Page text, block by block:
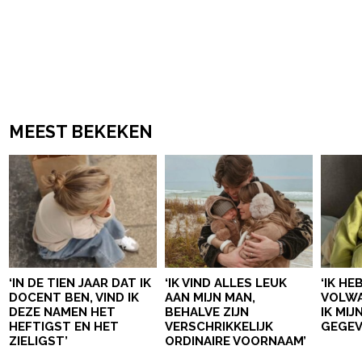
MEEST BEKEKEN
‘IN DE TIEN JAAR DAT IK
DOCENT BEN, VIND IK
DEZE NAMEN HET
HEFTIGST EN HET
ZIELIGST’
‘IK VIND ALLES LEUK
AAN MIJN MAN,
BEHALVE ZIJN
VERSCHRIKKELIJK
ORDINAIRE VOORNAAM’
‘IK
IK